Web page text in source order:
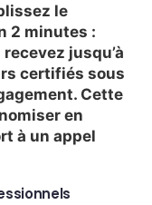
le
2 minutes :
jusqu’à
certifiés sous
Cette
en
à un appel